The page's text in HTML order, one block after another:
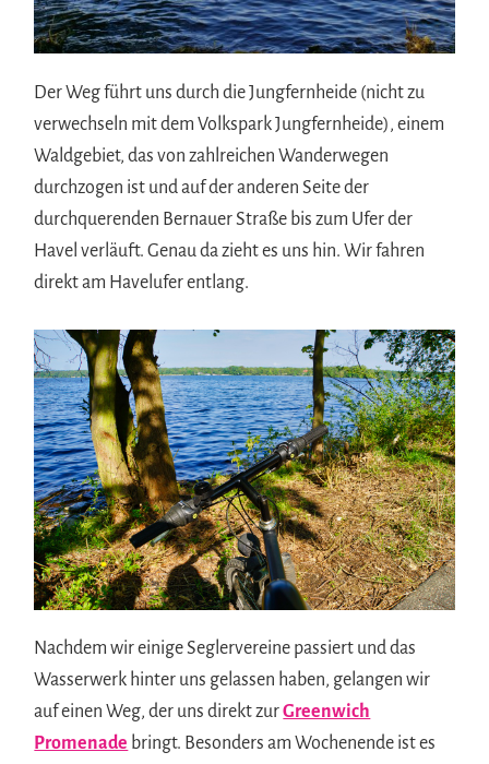
Der Weg führt uns durch die Jungfernheide (nicht zu
verwechseln mit dem Volkspark Jungfernheide), einem
Waldgebiet, das von zahlreichen Wanderwegen
durchzogen ist und auf der anderen Seite der
durchquerenden Bernauer Straße bis zum Ufer der
Havel verläuft. Genau da zieht es uns hin. Wir fahren
direkt am Havelufer entlang.
Nachdem wir einige Seglervereine passiert und das
Wasserwerk hinter uns gelassen haben, gelangen wir
auf einen Weg, der uns direkt zurGreenwich
Promenade bringt. Besonders am Wochenende ist es